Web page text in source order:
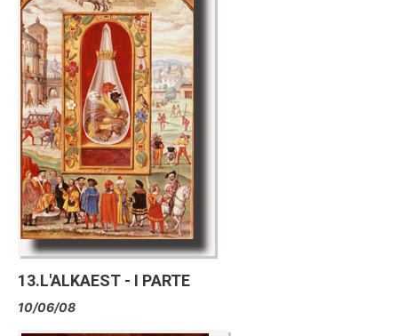
13.L'ALKAEST - I PARTE
10/06/08